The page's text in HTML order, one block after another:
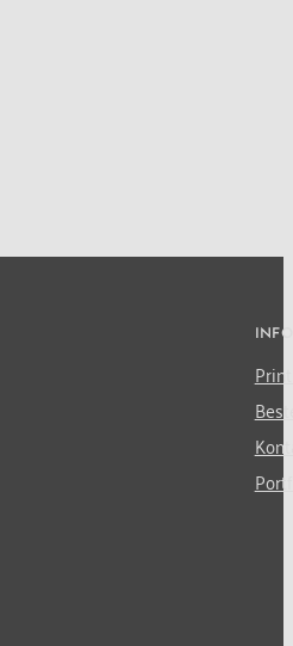
INFO